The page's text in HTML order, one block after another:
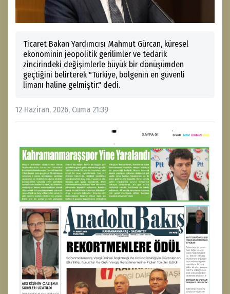
Ticaret Bakan Yardımcısı Mahmut Gürcan, küresel
ekonominin jeopolitik gerilimler ve tedarik
zincirindeki değişimlerle büyük bir dönüşümden
geçtiğini belirterek "Türkiye, bölgenin en güvenli
limanı haline gelmiştir." dedi.
12 Haziran, 2026, Cuma 21:39